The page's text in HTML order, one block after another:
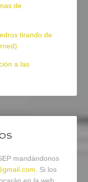
de
tirando de
a las
mandándonos
. Si los
en la web